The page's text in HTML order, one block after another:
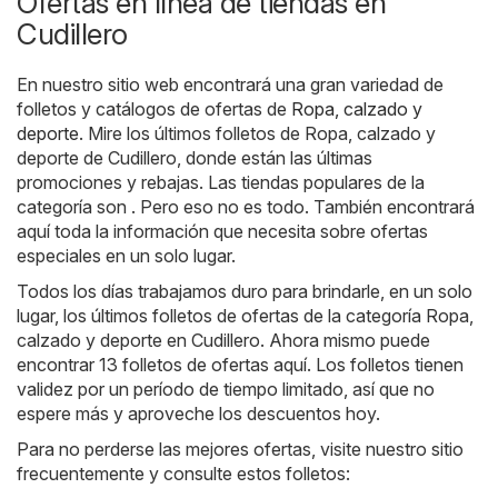
Cudillero
En nuestro sitio web encontrará una gran variedad de
folletos y catálogos de ofertas de Ropa, calzado y
deporte. Mire los últimos folletos de Ropa, calzado y
deporte de Cudillero, donde están las últimas
promociones y rebajas. Las tiendas populares de la
categoría son . Pero eso no es todo. También encontrará
aquí toda la información que necesita sobre ofertas
especiales en un solo lugar.
Todos los días trabajamos duro para brindarle, en un solo
lugar, los últimos folletos de ofertas de la categoría Ropa,
calzado y deporte en Cudillero. Ahora mismo puede
encontrar 13 folletos de ofertas aquí. Los folletos tienen
validez por un período de tiempo limitado, así que no
espere más y aproveche los descuentos hoy.
Para no perderse las mejores ofertas, visite nuestro sitio
frecuentemente y consulte estos folletos: